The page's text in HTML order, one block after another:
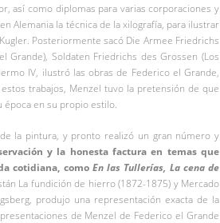
así como diplomas para varias corporaciones y
Alemania la técnica de la xilografía, para ilustrar
Posteriormente sacó Die Armee Friedrichs
Soldaten Friedrichs des Grossen (Los
IV, ilustró las obras de Federico el Grande,
trabajos, Menzel tuvo la pretensión de que
en su propio estilo.
la pintura, y pronto realizó un gran número y
y la honesta factura en temas que
cotidiana, como En las Tullerías, La cena de
La fundición de hierro (1872-1875) y Mercado
produjo una representación exacta de la
de Menzel de Federico el Grande